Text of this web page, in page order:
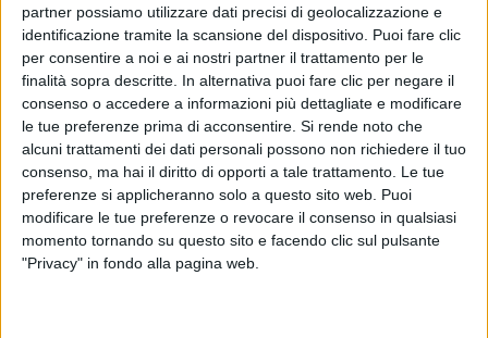
partner possiamo utilizzare dati precisi di geolocalizzazione e
identificazione tramite la scansione del dispositivo. Puoi fare clic
per consentire a noi e ai nostri partner il trattamento per le
finalità sopra descritte. In alternativa puoi fare clic per negare il
consenso o accedere a informazioni più dettagliate e modificare
le tue preferenze prima di acconsentire. Si rende noto che
alcuni trattamenti dei dati personali possono non richiedere il tuo
consenso, ma hai il diritto di opporti a tale trattamento. Le tue
preferenze si applicheranno solo a questo sito web. Puoi
modificare le tue preferenze o revocare il consenso in qualsiasi
momento tornando su questo sito e facendo clic sul pulsante
"Privacy" in fondo alla pagina web.
Deddy presenta il suo nuovo album a Radio
Italia e si esibisce nel Reward Music Place
In diretta con Mauro e Manola poco prima dell’evento
al Planetario di Milano su TikTok
diSimone Bernardi